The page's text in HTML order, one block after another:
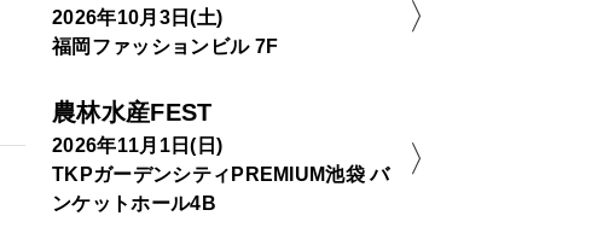
2026年10月3日(土)
福岡ファッションビル 7F
農林水産FEST
2026年11月1日(日)
TKPガーデンシティPREMIUM池袋 バ
ンケットホール4B